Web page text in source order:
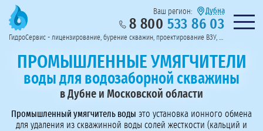
Предоставим полный пакет документов
Пригласить в тендер
Колл-центр на связи с 9:00 до 19:00
Перезвоните мне!
Ваш регион: Дубна
8 800 533 86 03 Нужна
ГидроСервис - лицензирование, бурение скважин, проектирование ВЗУ, системы водоподготовки
ПРОМЫШЛЕННЫЕ УМЯГЧИТЕЛИ
воды для водозаборной скважины
в Дубне и Московской области
Промышленный умягчитель воды это установка ионного обмена
для удаления из скважинной воды солей жесткости (кальций и